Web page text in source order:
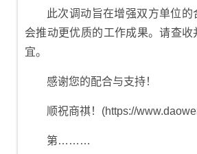
此次调动旨在增强双方单位
会推动更优质的工作成果。请查
宜。
感谢您的配合与支持！
顺祝商祺！(https://
第………